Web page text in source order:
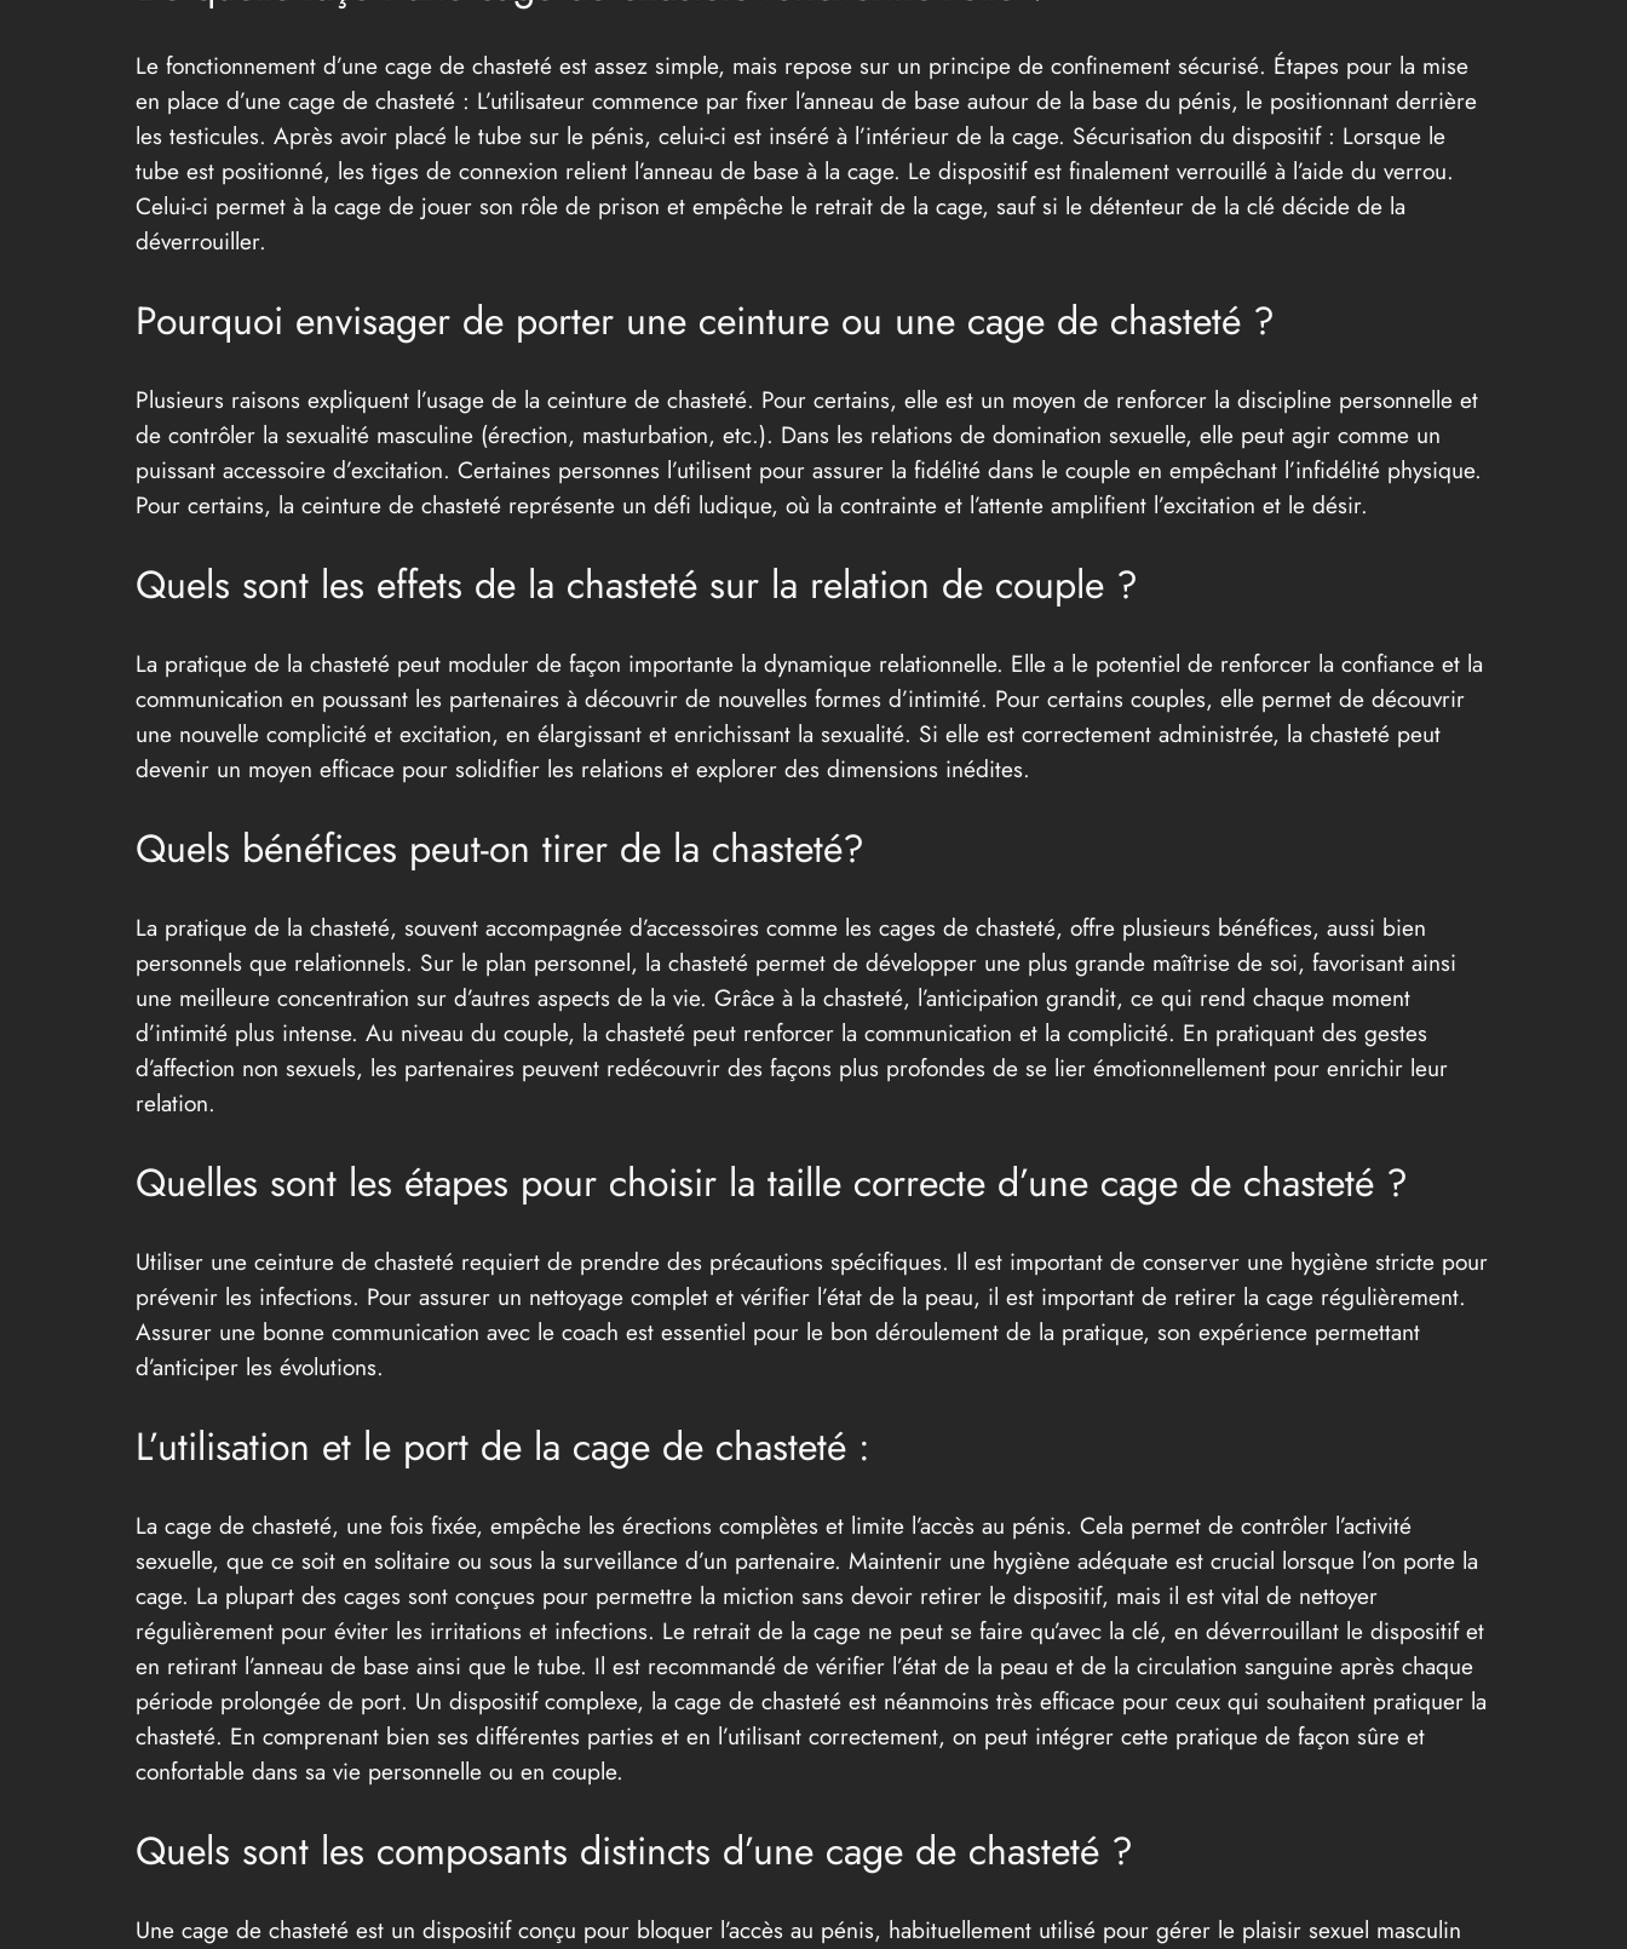
Le fonctionnement d’une cage de chasteté est assez simple, mais repose sur un principe de confinement sécurisé. Étapes pour la mise
en place d’une cage de chasteté : L’utilisateur commence par fixer l’anneau de base autour de la base du pénis, le positionnant derrière
les testicules. Après avoir placé le tube sur le pénis, celui-ci est inséré à l’intérieur de la cage. Sécurisation du dispositif : Lorsque le
tube est positionné, les tiges de connexion relient l’anneau de base à la cage. Le dispositif est finalement verrouillé à l’aide du verrou.
Celui-ci permet à la cage de jouer son rôle de prison et empêche le retrait de la cage, sauf si le détenteur de la clé décide de la
déverrouiller.
Pourquoi envisager de porter une ceinture ou une cage de chasteté ?
Plusieurs raisons expliquent l’usage de la ceinture de chasteté. Pour certains, elle est un moyen de renforcer la discipline personnelle et
de contrôler la sexualité masculine (érection, masturbation, etc.). Dans les relations de domination sexuelle, elle peut agir comme un
puissant accessoire d’excitation. Certaines personnes l’utilisent pour assurer la fidélité dans le couple en empêchant l’infidélité physique.
Pour certains, la ceinture de chasteté représente un défi ludique, où la contrainte et l’attente amplifient l’excitation et le désir.
Quels sont les effets de la chasteté sur la relation de couple ?
La pratique de la chasteté peut moduler de façon importante la dynamique relationnelle. Elle a le potentiel de renforcer la confiance et la
communication en poussant les partenaires à découvrir de nouvelles formes d’intimité. Pour certains couples, elle permet de découvrir
une nouvelle complicité et excitation, en élargissant et enrichissant la sexualité. Si elle est correctement administrée, la chasteté peut
devenir un moyen efficace pour solidifier les relations et explorer des dimensions inédites.
Quels bénéfices peut-on tirer de la chasteté?
La pratique de la chasteté, souvent accompagnée d’accessoires comme les cages de chasteté, offre plusieurs bénéfices, aussi bien
personnels que relationnels. Sur le plan personnel, la chasteté permet de développer une plus grande maîtrise de soi, favorisant ainsi
une meilleure concentration sur d’autres aspects de la vie. Grâce à la chasteté, l’anticipation grandit, ce qui rend chaque moment
d’intimité plus intense. Au niveau du couple, la chasteté peut renforcer la communication et la complicité. En pratiquant des gestes
d’affection non sexuels, les partenaires peuvent redécouvrir des façons plus profondes de se lier émotionnellement pour enrichir leur
relation.
Quelles sont les étapes pour choisir la taille correcte d’une cage de chasteté ?
Utiliser une ceinture de chasteté requiert de prendre des précautions spécifiques. Il est important de conserver une hygiène stricte pour
prévenir les infections. Pour assurer un nettoyage complet et vérifier l’état de la peau, il est important de retirer la cage régulièrement.
Assurer une bonne communication avec le coach est essentiel pour le bon déroulement de la pratique, son expérience permettant
d’anticiper les évolutions.
L’utilisation et le port de la cage de chasteté :
La cage de chasteté, une fois fixée, empêche les érections complètes et limite l’accès au pénis. Cela permet de contrôler l’activité
sexuelle, que ce soit en solitaire ou sous la surveillance d’un partenaire. Maintenir une hygiène adéquate est crucial lorsque l’on porte la
cage. La plupart des cages sont conçues pour permettre la miction sans devoir retirer le dispositif, mais il est vital de nettoyer
régulièrement pour éviter les irritations et infections. Le retrait de la cage ne peut se faire qu’avec la clé, en déverrouillant le dispositif et
en retirant l’anneau de base ainsi que le tube. Il est recommandé de vérifier l’état de la peau et de la circulation sanguine après chaque
période prolongée de port. Un dispositif complexe, la cage de chasteté est néanmoins très efficace pour ceux qui souhaitent pratiquer la
chasteté. En comprenant bien ses différentes parties et en l’utilisant correctement, on peut intégrer cette pratique de façon sûre et
confortable dans sa vie personnelle ou en couple.
Quels sont les composants distincts d’une cage de chasteté ?
Une cage de chasteté est un dispositif conçu pour bloquer l’accès au pénis, habituellement utilisé pour gérer le plaisir sexuel masculin